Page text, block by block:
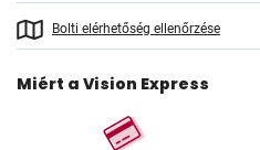
Bolti elérhetőség ellenőrzése
Miért a Vision Express